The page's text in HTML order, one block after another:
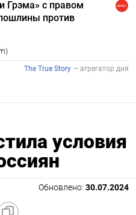
условия
Обновлено: 30.07.2024